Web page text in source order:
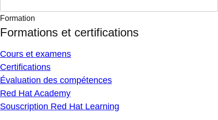
Formation
Formations et certifications
Cours et examens
Certifications
Évaluation des compétences
Red Hat Academy
Souscription Red Hat Learning